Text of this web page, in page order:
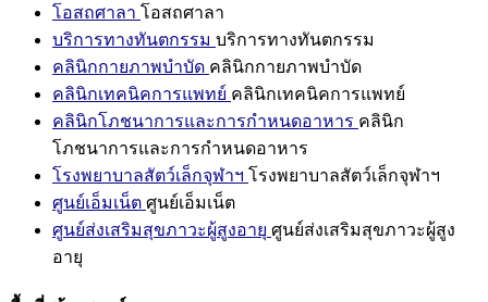
โอสถศาลา โอสถศาลา
บริการทางทันตกรรม บริการทางทันตกรรม
คลินิกกายภาพบำบัด คลินิกกายภาพบำบัด
คลินิกเทคนิคการแพทย์ คลินิกเทคนิคการแพทย์
คลินิกโภชนาการและการกำหนดอาหาร คลินิก
โภชนาการและการกำหนดอาหาร
โรงพยาบาลสัตว์เล็กจุฬาฯ โรงพยาบาลสัตว์เล็กจุฬาฯ
ศูนย์เอ็มเน็ต ศูนย์เอ็มเน็ต
ศูนย์ส่งเสริมสุขภาวะผู้สูงอายุ ศูนย์ส่งเสริมสุขภาวะผู้สูง
อายุ